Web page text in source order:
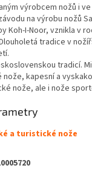
výrobcem nožů i
na výrobu nožů
Koh-I-Noor, vznikla v
tradice v
tradicí.
kapesní a
nože, ale i nože
a turistické nože